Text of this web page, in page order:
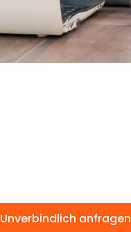
Unverbindlich anfragen